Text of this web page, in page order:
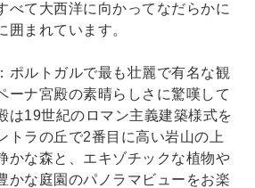
べて大西洋に向かってなだらかに
囲まれています。
ポルトガルで最も壮麗で有名な観
ーナ宮殿の素晴らしさに驚嘆して
は19世紀のロマン主義建築様式を
トラの丘で2番目に高い岩山の上
かな森と、エキゾチックな植物や
かな庭園のパノラマビューをお楽